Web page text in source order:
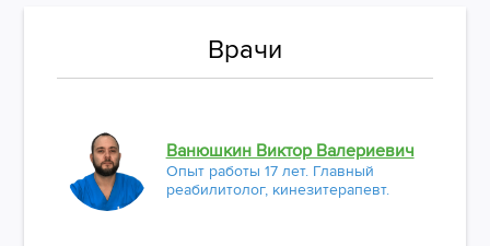
Врачи
Ванюшкин Виктор Валериевич
Опыт работы 17 лет. Главный
реабилитолог, кинезитерапевт.